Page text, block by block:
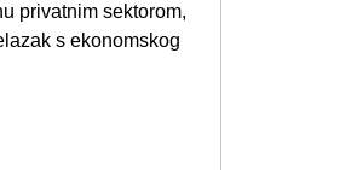
privatnim sektorom,
s ekonomskog